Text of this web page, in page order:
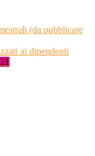
(da pubblicare
ai dipendenti
21